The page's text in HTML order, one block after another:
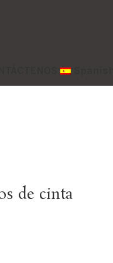
de cinta